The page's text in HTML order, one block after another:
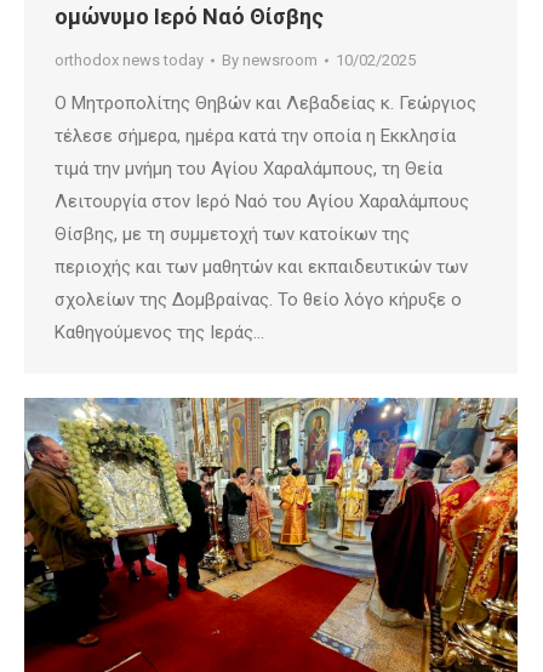
ομώνυμο Ιερό Ναό Θίσβης
orthodox news today By newsroom 10/02/2025
Ο Μητροπολίτης Θηβών και Λεβαδείας κ. Γεώργιος
τέλεσε σήμερα, ημέρα κατά την οποία η Εκκλησία
τιμά την μνήμη του Αγίου Χαραλάμπους, τη Θεία
Λειτουργία στον Ιερό Ναό του Αγίου Χαραλάμπους
Θίσβης, με τη συμμετοχή των κατοίκων της
περιοχής και των μαθητών και εκπαιδευτικών των
σχολείων της Δομβραίνας. Το θείο λόγο κήρυξε ο
Καθηγούμενος της Ιεράς…